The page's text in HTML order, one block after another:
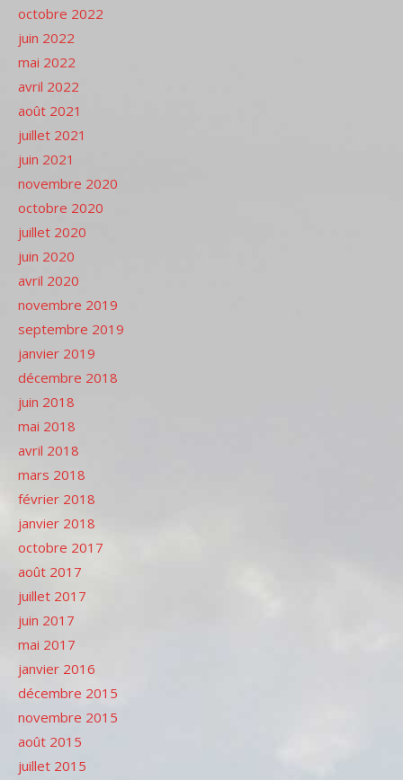
octobre 2022
juin 2022
mai 2022
avril 2022
août 2021
juillet 2021
juin 2021
novembre 2020
octobre 2020
juillet 2020
juin 2020
avril 2020
novembre 2019
septembre 2019
janvier 2019
décembre 2018
juin 2018
mai 2018
avril 2018
mars 2018
février 2018
janvier 2018
octobre 2017
août 2017
juillet 2017
juin 2017
mai 2017
janvier 2016
décembre 2015
novembre 2015
août 2015
juillet 2015